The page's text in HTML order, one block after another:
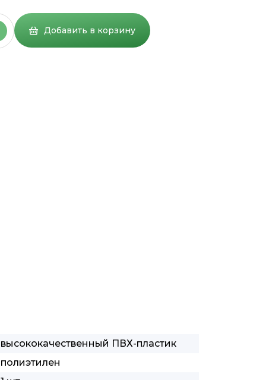
Добавить в корзину
высококачественный ПВХ-пластик
полиэтилен